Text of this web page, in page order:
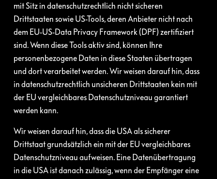
mit Sitz in datenschutzrechtlich nicht sicheren
Drittstaaten sowie US-Tools, deren Anbieter nicht nach
dem EU-US-Data Privacy Framework (DPF) zertifiziert
sind. Wenn diese Tools aktiv sind, können Ihre
personenbezogene Daten in diese Staaten übertragen
und dort verarbeitet werden. Wir weisen darauf hin, dass
in datenschutzrechtlich unsicheren Drittstaaten kein mit
der EU vergleichbares Datenschutzniveau garantiert
werden kann.
Wir weisen darauf hin, dass die USA als sicherer
Drittstaat grundsätzlich ein mit der EU vergleichbares
Datenschutzniveau aufweisen. Eine Datenübertragung
in die USA ist danach zulässig, wenn der Empfänger eine